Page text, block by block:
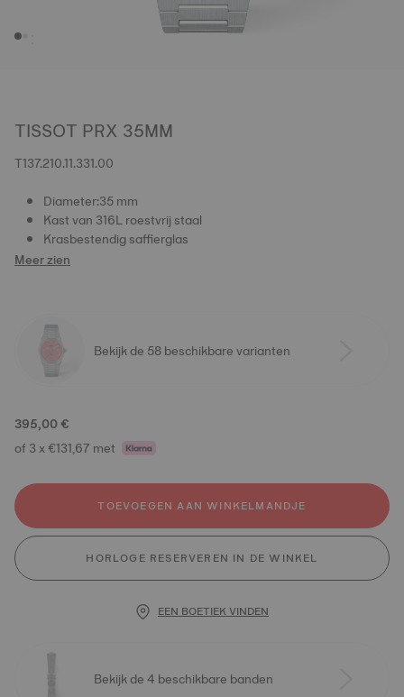
TISSOT PRX 35MM
T137.210.11.331.00
Diameter:35 mm
Kast van 316L roestvrij staal
Krasbestendig saffierglas
Meer zien
Bekijk de 58 beschikbare varianten
395,00 €
of 3 x €131,67 met
TOEVOEGEN AAN WINKELMANDJE
HORLOGE RESERVEREN IN DE WINKEL
EEN BOETIEK VINDEN
Bekijk de 4 beschikbare banden